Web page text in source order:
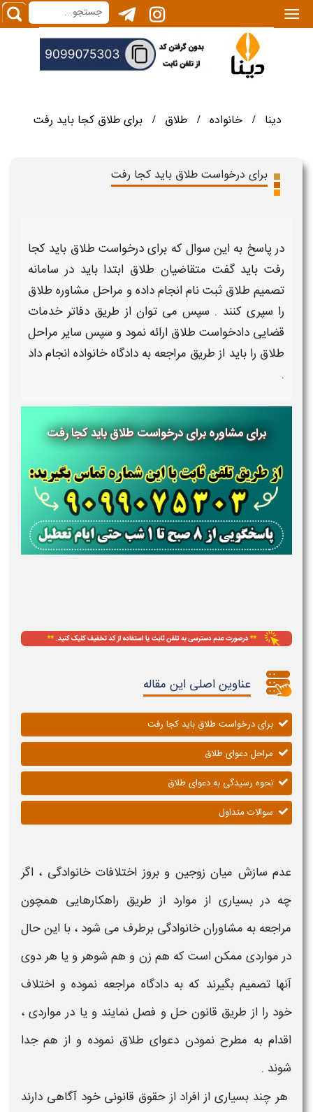
|||
دینا / خانواده / طلاق / برای طلاق کجا باید رفت
برای درخواست طلاق باید کجا رفت
در پاسخ به این سوال که برای درخواست طلاق باید کجا
رفت باید گفت متقاضیان طلاق ابتدا باید در سامانه
تصمیم طلاق ثبت نام انجام داده و مراحل مشاوره طلاق
را سپری کنند . سپس می توان از طریق دفاتر خدمات
قضایی دادخواست طلاق ارائه نمود و سپس سایر مراحل
طلاق را باید از طریق مراجعهبه دادگاه خانواده انجام داد
.
برای مشاوره برای درخواست طلاق باید کجا رفت
عناوین اصلی این مقاله
برای درخواست طلاق باید کجا رفت
مراحل دعوای طلاق
نحوه رسیدگی به دعوای طلاق
سوالات متداول
عدم سازش میان زوجین و بروز اختلافات خانوادگی ، اگر
چه در بسیاری از موارد از طریق راهکارهایی همچون
مراجعه به مشاوران خانوادگی برطرف می شود ، با این حال
در مواردی ممکن است که هم زن و هم شوهر و یا هر دوی
آنها تصمیم بگیرند که به دادگاه مراجعه نموده و اختلاف
خود را از طریق قانون حل و فصل نمایند و یا در مواردی ،
اقدام به مطرح نمودن دعوای طلاق نموده و از هم جدا
شوند .
هر چند بسیاری از افراد از حقوق قانونی خود آگاهی دارند